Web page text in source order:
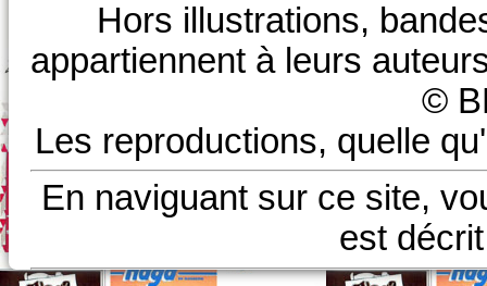
Hors illustrations,
appartiennent à leurs
©
Les reproductions, quelle
En naviguant sur ce site,
est